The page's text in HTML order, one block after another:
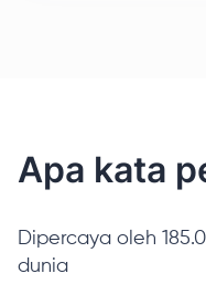
Apa kata
Dipercaya oleh
dunia